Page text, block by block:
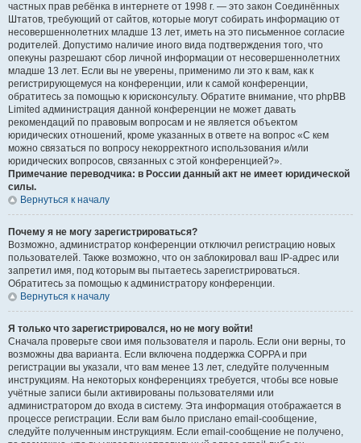
частных прав ребёнка в интернете от 1998 г. — это закон Соединённых
Штатов, требующий от сайтов, которые могут собирать информацию от
несовершеннолетних младше 13 лет, иметь на это письменное согласие
родителей. Допустимо наличие иного вида подтверждения того, что
опекуны разрешают сбор личной информации от несовершеннолетних
младше 13 лет. Если вы не уверены, применимо ли это к вам, как к
регистрирующемуся на конференции, или к самой конференции,
обратитесь за помощью к юрисконсульту. Обратите внимание, что phpBB
Limited администрация данной конференции не может давать
рекомендаций по правовым вопросам и не является объектом
юридических отношений, кроме указанных в ответе на вопрос «С кем
можно связаться по вопросу некорректного использования и/или
юридических вопросов, связанных с этой конференцией?».
Примечание переводчика: в России данный акт не имеет юридической
силы.
Вернуться к началу
Почему я не могу зарегистрироваться?
Возможно, администратор конференции отключил регистрацию новых
пользователей. Также возможно, что он заблокировал ваш IP-адрес или
запретил имя, под которым вы пытаетесь зарегистрироваться.
Обратитесь за помощью к администратору конференции.
Вернуться к началу
Я только что зарегистрировался, но не могу войти!
Сначала проверьте свои имя пользователя и пароль. Если они верны, то
возможны два варианта. Если включена поддержка COPPA и при
регистрации вы указали, что вам менее 13 лет, следуйте полученным
инструкциям. На некоторых конференциях требуется, чтобы все новые
учётные записи были активированы пользователями или
администратором до входа в систему. Эта информация отображается в
процессе регистрации. Если вам было прислано email-сообщение,
следуйте полученным инструкциям. Если email-сообщение не получено,